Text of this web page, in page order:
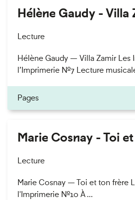
Hélène Gaudy - Villa
Lecture
Hélène Gaudy — Villa Zamir Les
l’Imprimerie n°7 Lecture
Pages
Marie Cosnay - Toi
Lecture
Marie Cosnay — Toi et ton frère
l'Imprimerie n°10 À ...